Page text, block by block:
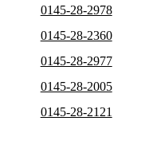
0145-28-2978
0145-28-2360
0145-28-2977
0145-28-2005
0145-28-2121